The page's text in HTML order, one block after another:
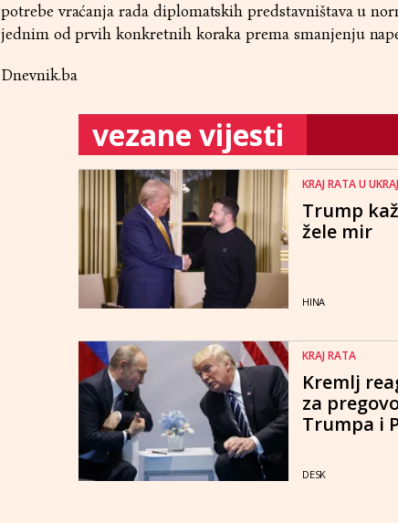
potrebe vraćanja rada diplomatskih predstavništava u
jednim od prvih konkretnih koraka prema smanjenju
Dnevnik.ba
vezane vijesti
KRAJ RATA U
Trump
žele mir
HINA
KRAJ RATA
Kremlj
za
Trumpa i
DESK